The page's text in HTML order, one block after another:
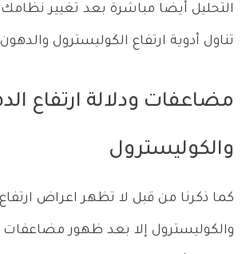
التحليل أيضا مباشرة بعد تغيير نظامك
تناول أدوية ارتفاع الكوليسترول والدهون
مضاعفات ودلالة ارتفاع
والكوليسترول
كما ذكرنا من قبل لا تظهر اعراض ارتفاع
والكوليسترول إلا بعد ظهور مضاعفات